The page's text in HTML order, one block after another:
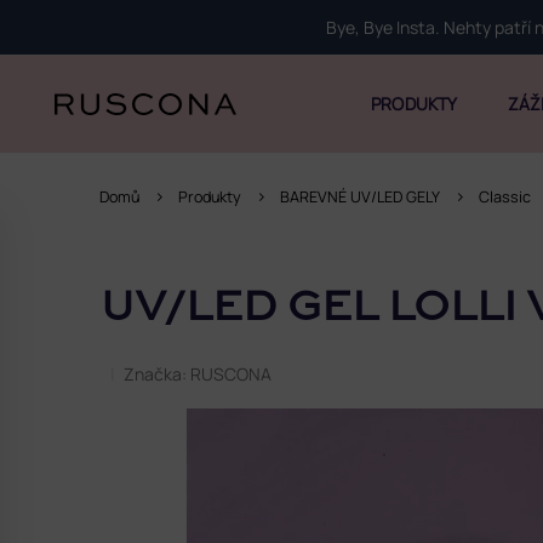
obsah
Bye, Bye Insta. Nehty patří
PRODUKTY
Domů Produkty BAREVNÉ UV/LED GELY Classic
o
s
UV/LED GEL LOLLI
Značka: RUSCONA